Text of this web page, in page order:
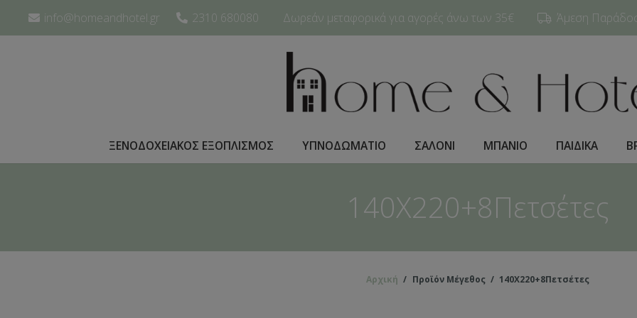
info@homeandhotel.gr 2310 680080 Δωρεάν μεταφορικά για αγορές άνω των 35€ Άμεση
ΞΕΝΟΔΟΧΕΙΑΚΟΣ ΕΞΟΠΛΙΣΜΟΣ ΥΠΝΟΔΩΜΑΤΙO ΣΑΛΟΝΙ ΜΠΑΝΙΟ ΠΑΙΔΙΚΑ
140Χ220+8Πετσέτες
Αρχική / Προϊόν Μέγεθος / 140Χ220+8Πετσέτες